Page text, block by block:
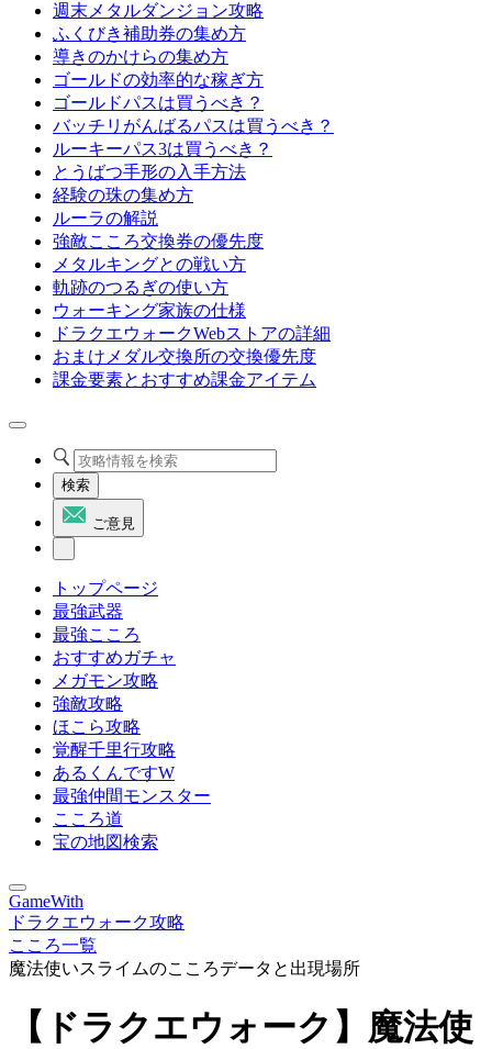
週末メタルダンジョン攻略
ふくびき補助券の集め方
導きのかけらの集め方
ゴールドの効率的な稼ぎ方
ゴールドパスは買うべき？
バッチリがんばるパスは買うべき？
ルーキーパス3は買うべき？
とうばつ手形の入手方法
経験の珠の集め方
ルーラの解説
強敵こころ交換券の優先度
メタルキングとの戦い方
軌跡のつるぎの使い方
ウォーキング家族の仕様
ドラクエウォークWebストアの詳細
おまけメダル交換所の交換優先度
課金要素とおすすめ課金アイテム
検索
ご意見
トップページ
最強武器
最強こころ
おすすめガチャ
メガモン攻略
強敵攻略
ほこら攻略
覚醒千里行攻略
あるくんですW
最強仲間モンスター
こころ道
宝の地図検索
GameWith
ドラクエウォーク攻略
こころ一覧
魔法使いスライムのこころデータと出現場所
【ドラクエウォーク】魔法使